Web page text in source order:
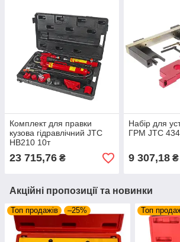
Комплект для правки
кузова гідравлічний JTC
HB210 10т
23 715,76 ₴
Набір для
ГРМ JTC
9 307,18₴
Акційні пропозиції та новинки
Топ продажів –25% Топ